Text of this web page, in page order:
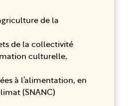
de la
de la collectivité
culturelle,
à l’alimentation, en
(SNANC)